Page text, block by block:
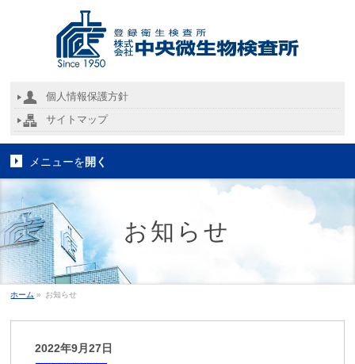
個人情報保護方針
サイトマップ
メニューを開く
お知らせ
ホーム » お知らせ
2022年9月27日